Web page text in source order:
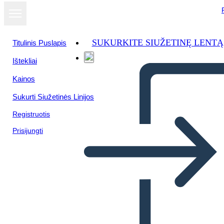
Titulinis Puslapis
Ištekliai
Kainos
Sukurti Siužetinės Linijos
Registruotis
Prisijungti
SUKURKITE SIUŽETINĘ LENTĄ